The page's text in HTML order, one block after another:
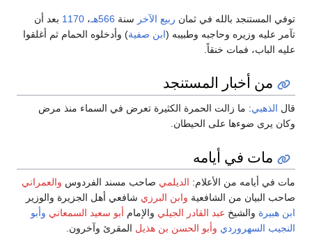
توفي المستنجد بالله في ثمان ربيع الآخر سنة 566هـ ، 1170 بعد أن
تآمر عليه وزيره وحاجبه وطبيبه (ابن صفية) وأدخلوه الحمام ثم أغلقوا
عليه الباب، فمات خنقاً.
من أخبار المستنجد
قال الذهبي: ما زالت الحمرة الكثيرة تعرض في السماء منذ مرض
وكان يرى ضوءها على الحيطان.
مات في أيامه
مات في أيامه من الأعلام: الديلمي صاحب مسند الفردوس والعمراني
صاحب البيان من الشافعية وابن البرزي شافعي أهل الجزيرة والوزير
ابن هبيرة والشيخ عبد القادر الجيلي والإمام أبو سعيد السمعاني وأبو
النجيب السهروردي وأبو الحسن بن هذيل المقرئ وآخرون.